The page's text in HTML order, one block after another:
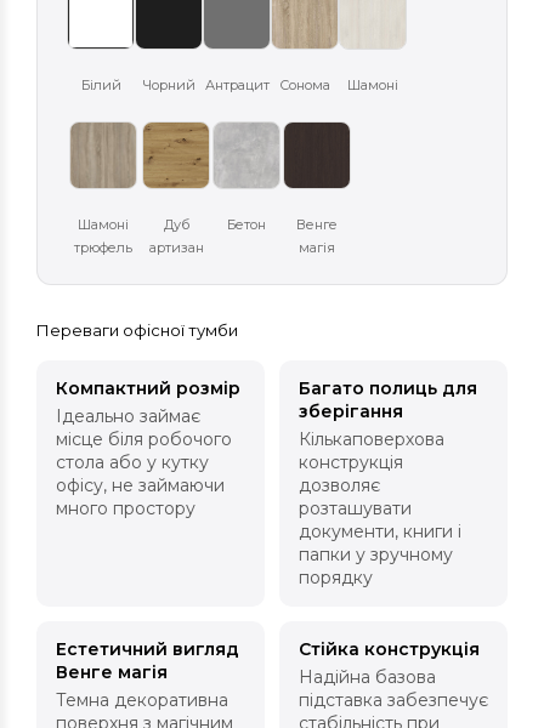
Білий Чорний Антрацит Сонома Шамоні
Шамоні
трюфель
Дуб
артизан
Бетон
Венге
магія
Переваги офісної тумби
Компактний розмір
Ідеально займає
місце біля робочого
стола або у кутку
офісу, не займаючи
много простору
Багато полиць для
зберігання
Кількаповерхова
конструкція
дозволяє
розташувати
документи, книги і
папки у зручному
порядку
Естетичний вигляд
Венге магія
Темна декоративна
поверхня з магічним
Стійка конструкція
Надійна базова
підставка забезпечує
стабільність при